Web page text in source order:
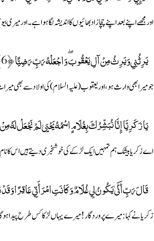
اور مجھے اپنے بعد اپنے چچازاد بھائیوں کا اندیشہ لگا ہوا ہے۔اور
يَرِثُنِي وَيَرِثُ مِنْ آلِ يَعْقُوبَ ۖ وَاجْعَلْهُ رَبِّ رَضِيًّا ﴿6﴾
جو میرا بھی وارث ہو، اور یعقوب (علیہ السلام) کی اولاد سے بھی
يَا زَكَرِيَّا إِنَّا نُبَشِّرُكَ بِغُلَامٍ اسْمُهُ يَحْيَىٰ لَمْ نَجْعَلْ لَهُ
اے زکریا بیشک ہم تمہیں ایک لڑکے کی خوشخبری دیتے ہیں اس کا
قَالَ رَبِّ أَنَّىٰ يَكُونُ لِي غُلَامٌ وَكَانَتِ امْرَأَتِي عَاقِرًا وَقَدْ
زکریا نے کہا : میرے پروردگار ! میرے یہاں لڑکا کس طرح پیدا